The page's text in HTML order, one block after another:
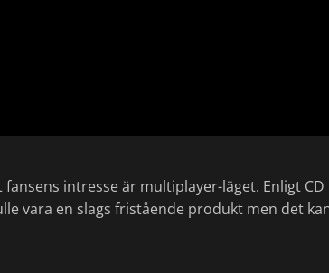
fansens intresse är multiplayer-läget. Enligt
vara en slags fristående produkt men det